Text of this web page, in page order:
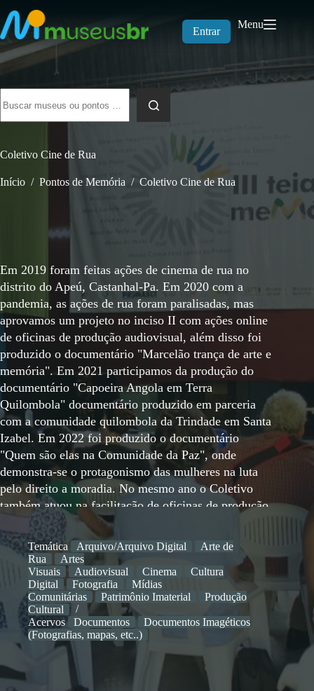
para
o
conteúdo
Entrar
Menu
resultados
Coletivo Cine de Rua
Início / Pontos de Memória / Coletivo Cine de Rua
Em 2019 foram feitas ações de cinema de rua no
distrito do Apeú, Castanhal-Pa. Em 2020 com a
pandemia, as ações de rua foram paralisadas, mas
aprovamos um projeto no inciso II com ações online
de oficinas de produção audiovisual, além disso foi
produzido o documentário "Marcelão trança de arte e
memória". Em 2021 participamos da produção do
documentário "Capoeira Angola em Terra
Quilombola" documentário produzido em parceria
com a comunidade quilombola da Trindade em Santa
Izabel. Em 2022 foi produzido o documentário
"Quem são elas na Comunidade da Paz", onde
demonstra-se o protagonismo das mulheres na luta
pelo direito a moradia. No mesmo ano o Coletivo
também atuou na facilitação de oficinas de produção
audiovisuais com jovens de 7 reservas extrativistas
paraenses. Também foi produzido o Festival Ecoar:
vozes da Amazônia viva na agrovila Itaqui. Em 2023
o coletivo continua com as ações de cinema está
iniciando a pré-produção para o próximo
documentário em parceria com o programa de pós-
graduação de estudos antrópicos da Amazônia e uma
comunidade do campo, abordando a história anterior
a retrata de ferro em Castanhal.
Temática Arquivo/Arquivo Digital
Arte de
Rua
Artes
Visuais
Audiovisual Cinema
Cultura
Digital
Fotografia
Mídias
Comunitárias
Patrimônio Imaterial
Produção
Cultural
Acervos
Documentos
Documentos Imagéticos
(Fotografias, mapas, etc..)